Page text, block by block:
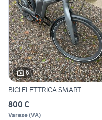
6
BICI ELETTRICA SMART
800 €
Varese(VA)